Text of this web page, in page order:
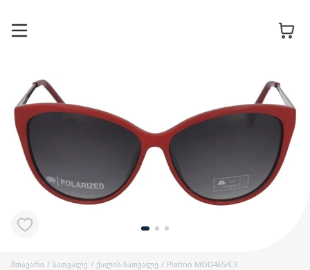
მთავარი / სათვალე / ქალის სათვალე / Platino MOD465/C3
სათვალის
ჩარჩოები
მზის
სათვალეები
კონტაქტური